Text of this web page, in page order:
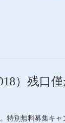
）残口僅
特別無料募集キ